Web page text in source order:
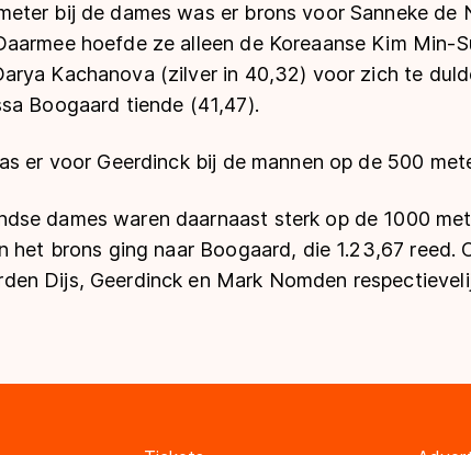
bij de dames was er brons voor Sanneke de
hoefde ze alleen de Koreaanse Kim Min-
Kachanova (zilver in 40,32) voor zich te
Boogaard tiende (41,47).
er voor Geerdinck bij de mannen op de 500
dames waren daarnaast sterk op de 1000
het brons ging naar Boogaard, die 1.23,67
Dijs, Geerdinck en Mark Nomden